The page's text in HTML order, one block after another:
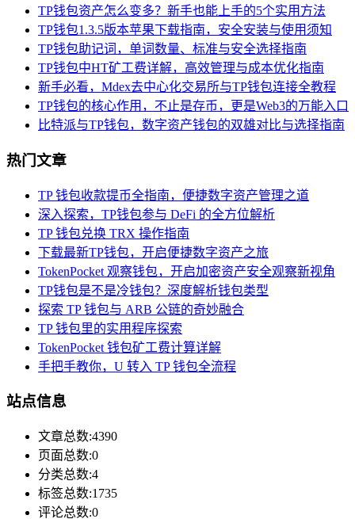
TP钱包资产怎么变多？新手也能上手的5个实用方法
TP钱包1.3.5版本苹果下载指南，安全安装与使用须知
TP钱包助记词，单词数量、标准与安全选择指南
TP钱包中HT矿工费详解，高效管理与成本优化指南
新手必看，Mdex去中心化交易所与TP钱包连接全教程
TP钱包的核心作用，不止是存币，更是Web3的万能入口
比特派与TP钱包，数字资产钱包的双雄对比与选择指南
热门文章
TP 钱包收款提币全指南，便捷数字资产管理之道
深入探索，TP钱包参与 DeFi 的全方位解析
TP 钱包兑换 TRX 操作指南
下载最新TP钱包，开启便捷数字资产之旅
TokenPocket 观察钱包，开启加密资产安全观察新视角
TP钱包是不是冷钱包？深度解析钱包类型
探索 TP 钱包与 ARB 公链的奇妙融合
TP 钱包里的实用程序探索
TokenPocket 钱包矿工费计算详解
手把手教你，U 转入 TP 钱包全流程
站点信息
文章总数:4390
页面总数:0
分类总数:4
标签总数:1735
评论总数:0